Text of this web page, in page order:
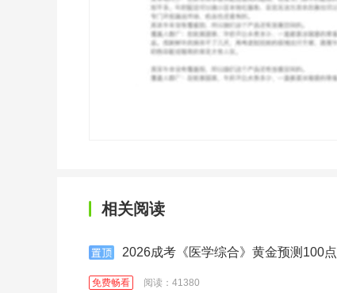
相关阅读
2026成考《医学综合》黄金预测100点
免费畅看 阅读：41380